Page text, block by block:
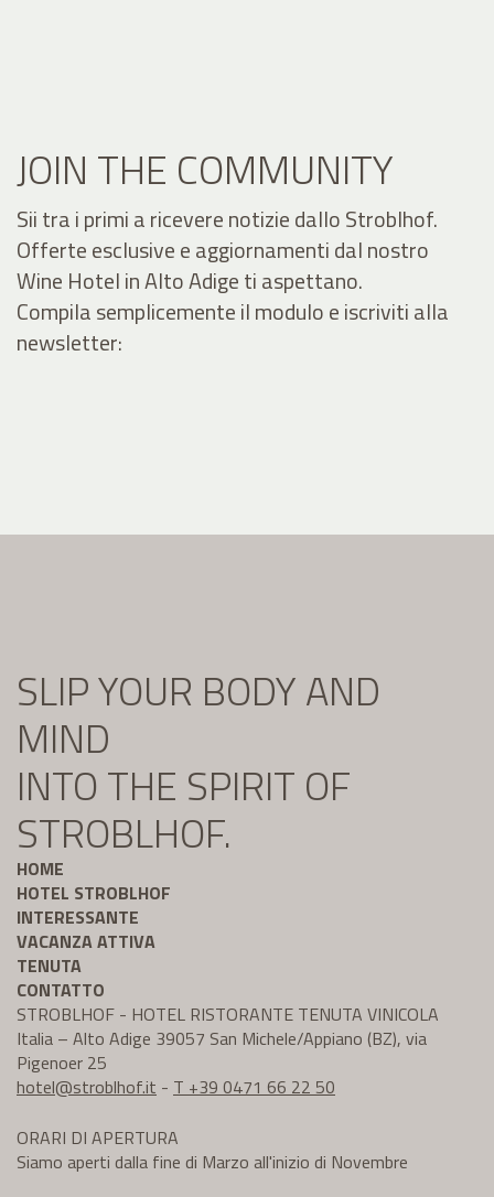
JOIN THE COMMUNITY
Sii tra i primi a ricevere notizie dallo Stroblhof.
Offerte esclusive e aggiornamenti dal nostro
Wine Hotel in Alto Adige ti aspettano.
Compila semplicemente il modulo e iscriviti alla
newsletter:
SLIP YOUR BODY AND
MIND
INTO THE SPIRIT OF
STROBLHOF.
HOME
HOTEL STROBLHOF
INTERESSANTE
VACANZA ATTIVA
TENUTA
CONTATTO
STROBLHOF - HOTEL RISTORANTE TENUTA VINICOLA
Italia – Alto Adige 39057 San Michele/Appiano (BZ), via
Pigenoer 25
hotel@stroblhof.it - T +39 0471 66 22 50
ORARI DI APERTURA
Siamo aperti dalla fine di Marzo all'inizio di Novembre